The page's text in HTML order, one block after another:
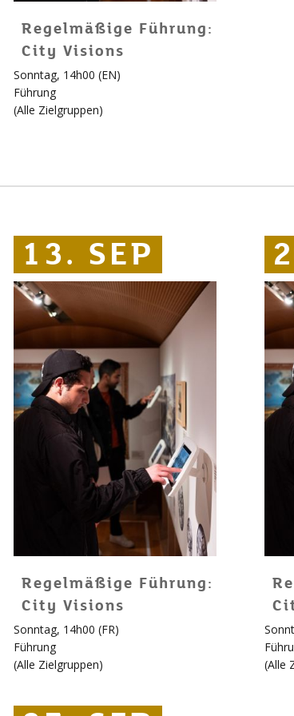
Regelmäßige Führung:
City Visions
Sonntag, 14h00 (EN)
Führung
(Alle Zielgruppen)
13. SEP
13. SEP
13. SEP
Regelmäßige Führung:
City Visions
Sonntag, 14h00 (FR)
Führung
(Alle Zielgruppen)
(Alle